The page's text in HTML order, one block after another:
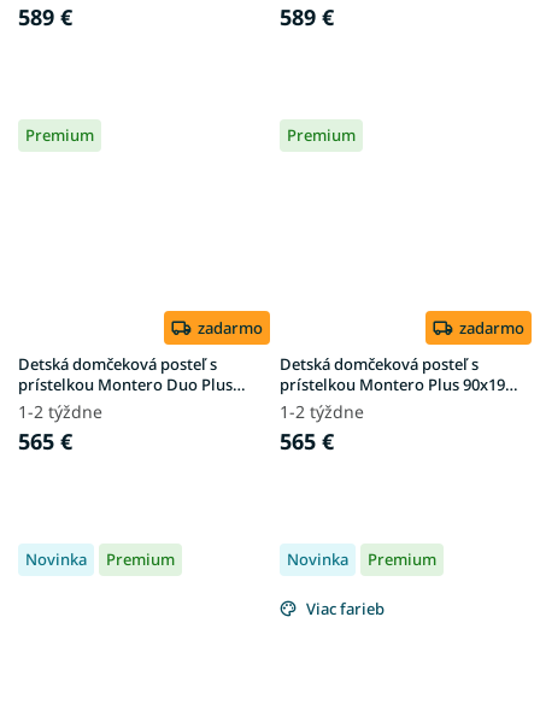
589 € 589 €
Premium
zadarmo
Detská domčeková posteľ s
prístelkou Montero Duo Plus
90x190 - prírodná
1-2 týždne
565 €
Premium
zadarmo
Detská domčeková posteľ s
prístelkou Montero Plus 90x190 -
prírodná
1-2 týždne
565 €
Novinka Premium Novinka Premium
Viac farieb